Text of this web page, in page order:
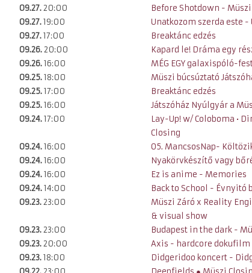
09.27.20:00
Before Shotdown -
09.27.19:00
Unatkozom szerda este
09.27.17:00
Breaktánc edzés
09.26.20:00
Kapard le! Dráma egy
09.26.16:00
MÉG EGY galaxispóló-
09.25.18:00
Müszi búcsúztató
09.25.17:00
Breaktánc edzés
09.25.16:00
Játszóház Nyúlgyár a
09.24.17:00
Lay-Up! w/ Coloboma •
Closing
09.24.16:00
O5. MancsosNap-
09.24.16:00
Nyakörvkészítő vagy
09.24.16:00
Ez is anime - Memories
09.24.14:00
Back to School - Évnyitó
09.23.23:00
Müszi Záró x Reality
& visual show
09.23.23:00
Budapest in the dark -
09.23.20:00
Axis - hardcore
09.23.18:00
Didgeridoo koncert -